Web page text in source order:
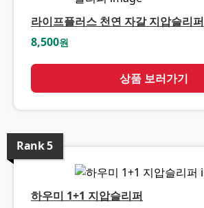
라이프플러스 천연 자갈 지압슬리퍼
8,500원
상품 보러가기
Rank5
하우미 1+1 지압슬리퍼